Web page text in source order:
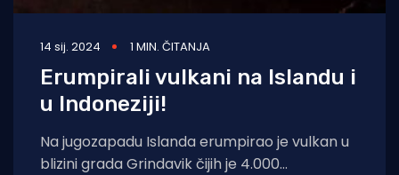
14 sij. 2024 1 MIN. ČITANJA
Erumpirali vulkani na Islandu i
u Indoneziji!
Na jugozapadu Islanda erumpirao je vulkan u
blizini grada Grindavik čijih je 4.000